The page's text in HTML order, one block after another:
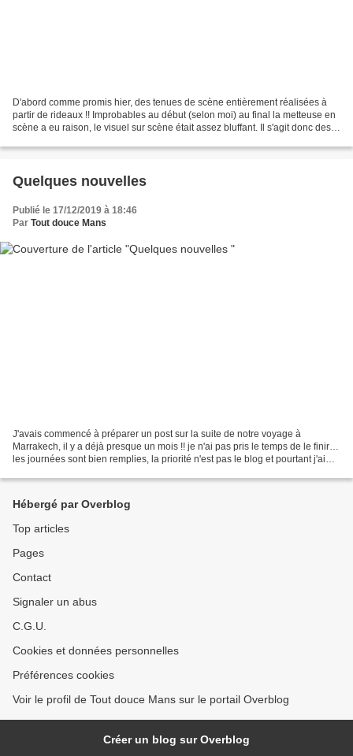
D'abord comme promis hier, des tenues de scène entièrement réalisées à
partir de rideaux !! Improbables au début (selon moi) au final la metteuse en
scène a eu raison, le visuel sur scène était assez bluffant. Il s'agit donc des
Quelques nouvelles
Publié le 17/12/2019 à 18:46
Par Tout douce Mans
J'avais commencé à préparer un post sur la suite de notre voyage à
Marrakech, il y a déjà presque un mois !! je n'ai pas pris le temps de le finir…
les journées sont bien remplies, la priorité n'est pas le blog et pourtant j'ai
Hébergé par Overblog
Top articles
Pages
Contact
Signaler un abus
C.G.U.
Cookies et données personnelles
Préférences cookies
Voir le profil de Tout douce Mans sur le portail Overblog
Créer un blog sur Overblog